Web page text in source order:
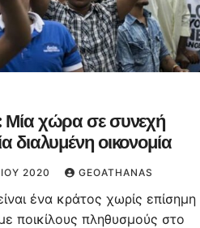
Μία χώρα σε συνεχή
διαλυμένη οικονομία
2020 GEOATHANAS
ένα κράτος χωρίς επίσημη
ποικίλους πληθυσμούς στο